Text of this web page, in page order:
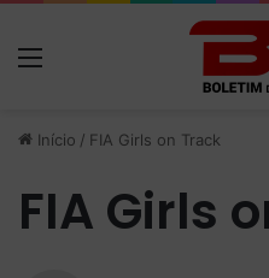
Início / FIA Girls on Track
FIA Girls